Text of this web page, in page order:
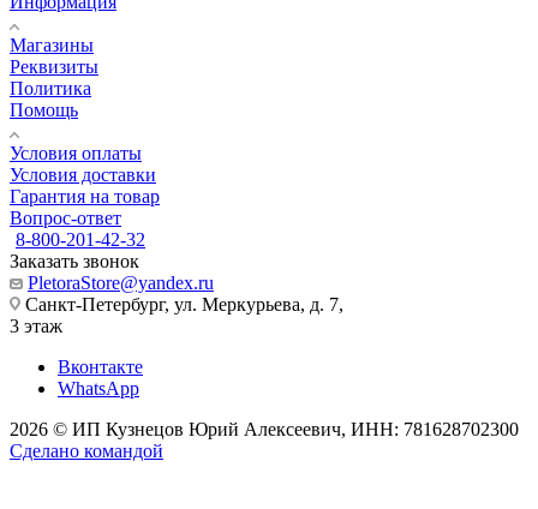
Магазины
Реквизиты
Политика
Помощь
Условия оплаты
Условия доставки
Гарантия на товар
Вопрос-ответ
8-800-201-42-32
Заказать звонок
PletoraStore@yandex.ru
Санкт-Петербург, ул. Меркурьева, д. 7,
3 этаж
Вконтакте
WhatsApp
2026 © ИП Кузнецов Юрий Алексеевич, ИНН: 781628702300
Сделано командой